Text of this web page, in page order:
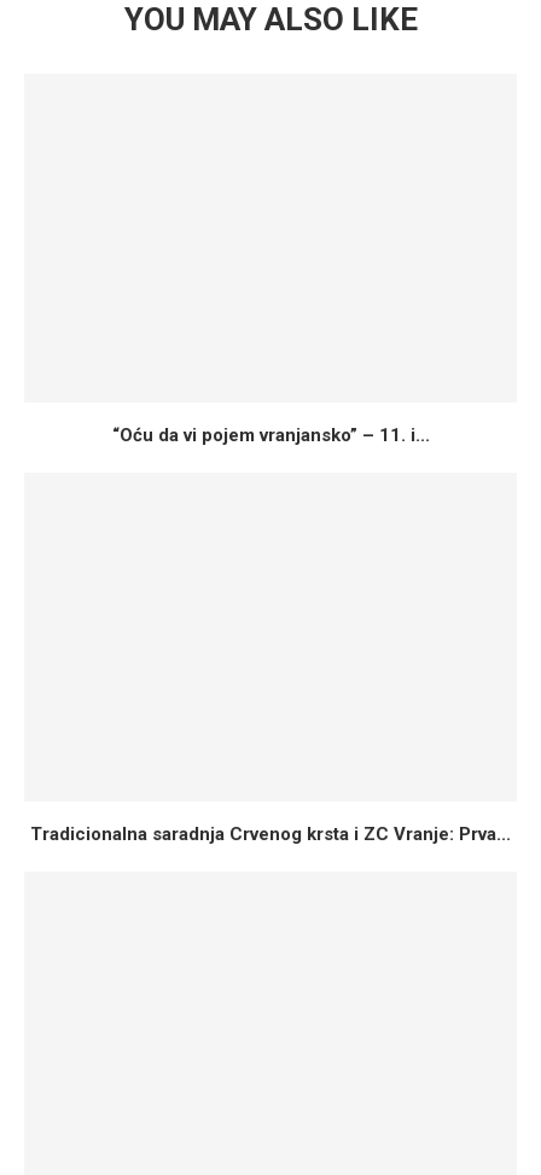
YOU MAY ALSO LIKE
“Oću da vi pojem vranjansko” – 11. i...
Tradicionalna saradnja Crvenog krsta i ZC Vranje: Prva...